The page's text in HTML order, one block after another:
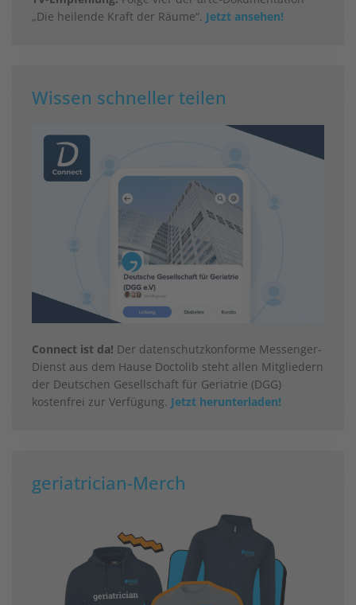
„Die heilende Kraft der Räume“. Jetzt ansehen!
Wissen schneller teilen
Connect ist da! Der datenschutzkonforme Messenger-
Dienst aus dem Hause Doctolib steht allen Mitgliedern
der Deutschen Gesellschaft für Geriatrie (DGG)
kostenfrei zur Verfügung. Jetzt herunterladen!
geriatrician-Merch